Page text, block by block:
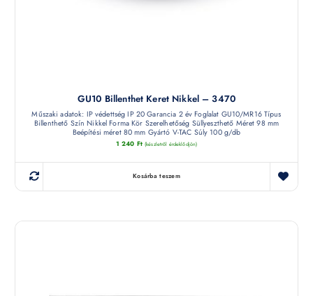
GU10 Billenthet Keret Nikkel – 3470
Műszaki adatok: IP védettség IP 20 Garancia 2 év Foglalat GU10/MR16 Típus
Billenthető Szín Nikkel Forma Kör Szerelhetőség Süllyeszthető Méret 98 mm
Beépítési méret 80 mm Gyártó V-TAC Súly 100 g/db
1 240 Ft (készletről érdeklődjön)
Kosárba teszem